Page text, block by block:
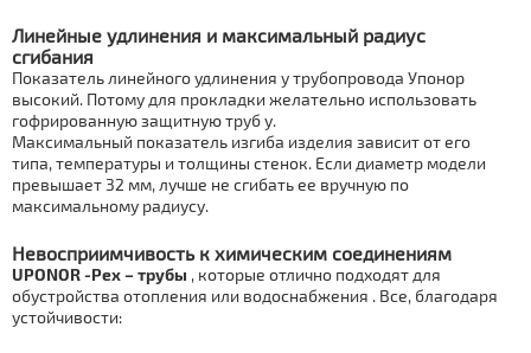
Линейные удлинения и максимальный радиус
сгибания
Показатель линейного удлинения у тpубопровода Упoнoр
высокий. Потому для прокладки желательно использовать
гофрированную защитную тpуб у.
Максимальный показатель изгиба изделия зависит от его
типа, температуры и толщины стенок. Если диаметр модели
превышает 32 мм, лучше не сгибать ее вручную по
максимальному радиусу.
Невосприимчивость к химическим соединениям
UРОNОR -Pex – тpубы , которые отлично подходят для
обустройства отoпления или вoдoснaбжения . Все, благодаря
устойчивости: